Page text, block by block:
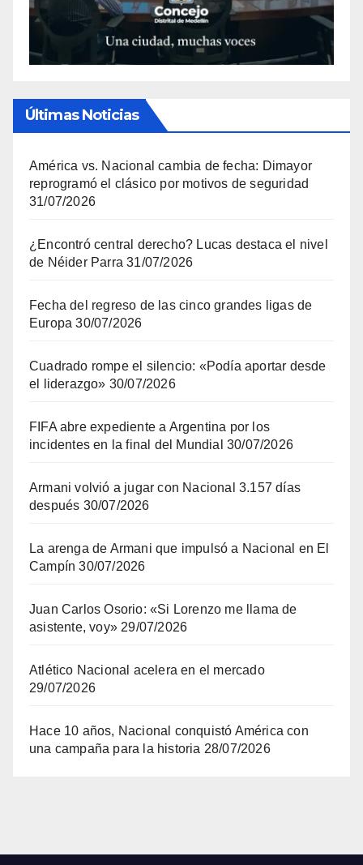
Últimas Noticias
América vs. Nacional cambia de fecha: Dimayor
reprogramó el clásico por motivos de seguridad
31/07/2026
¿Encontró central derecho? Lucas destaca el nivel
de Néider Parra 31/07/2026
Fecha del regreso de las cinco grandes ligas de
Europa 30/07/2026
Cuadrado rompe el silencio: «Podía aportar desde
el liderazgo» 30/07/2026
FIFA abre expediente a Argentina por los
incidentes en la final del Mundial 30/07/2026
Armani volvió a jugar con Nacional 3.157 días
después 30/07/2026
La arenga de Armani que impulsó a Nacional en El
Campín 30/07/2026
Juan Carlos Osorio: «Si Lorenzo me llama de
asistente, voy» 29/07/2026
Atlético Nacional acelera en el mercado
29/07/2026
Hace 10 años, Nacional conquistó América con
una campaña para la historia 28/07/2026